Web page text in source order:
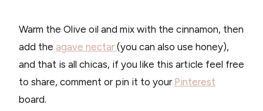
Warm the Olive oil and mix with the cinnamon, then
add the agave nectar (you can also use honey),
and that is all chicas, if you like this article feel free
to share, comment or pin it to your Pinterest
board.